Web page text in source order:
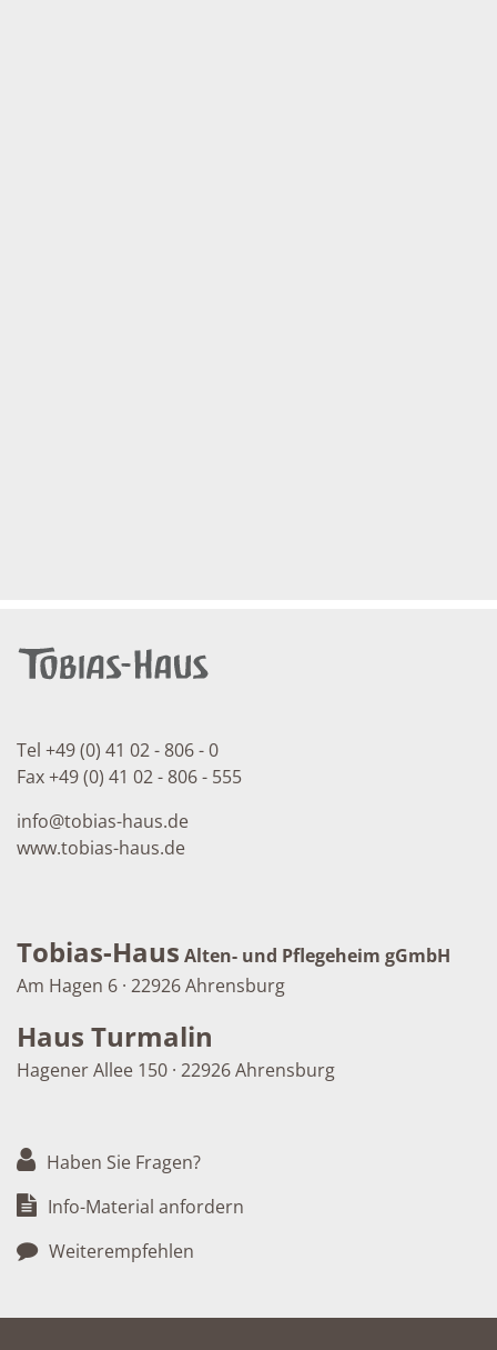
Tel +49 (0) 41 02 - 806 - 0
Fax +49 (0) 41 02 - 806 - 555
info@tobias-haus.de
www.tobias-haus.de
Tobias-Haus Alten- und Pflegeheim gGmbH
Am Hagen 6 · 22926 Ahrensburg
Haus Turmalin
Hagener Allee 150 · 22926 Ahrensburg
Haben Sie Fragen?
Info-Material anfordern
Weiterempfehlen